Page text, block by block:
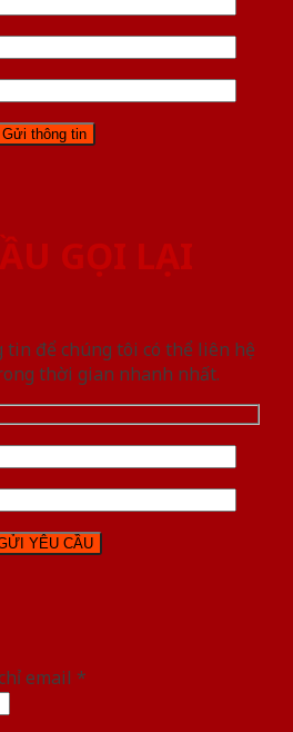
GỌI LẠI
để chúng tôi có thể liên hệ
thời gian nhanh nhất.
email *